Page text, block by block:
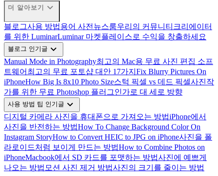
더 알아보기 expand_more
블로그사용 방법용어 사전 뉴스룸우리의 커뮤니티 크리에이터
를 위한 LuminarLuminar 마켓플레이스로 수익을 창출하세요
블로그 인기글 expand_more
Manual Mode in Photography최고의 Mac용 무료 사진 편집 소프
트웨어 최고의 무료 포토샵 대안 17가지 Fix Blurry Pictures On
iPhoneHow Big Is 8x10 Photo Size스턱 픽셀 vs 데드 픽셀사진작
가를 위한 무료 Photoshop 플러그인가로 대 세로 방향
사용 방법 팁 인기글 expand_more
디지털 카메라 사진을 휴대폰으로 가져오는 방법iPhone에서
사진을 반전하는 방법How To Change Background Color On
Instagram StoryHow to Convert HEIC to JPG on iPhone사진을 폴
라로이드처럼 보이게 만드는 방법How to Combine Photos on
iPhoneMacbook에서 SD 카드를 포맷하는 방법사진에 예쁘게
나오는 방법 모션 사진 제거 방법사진의 크기를 줄이는 방법